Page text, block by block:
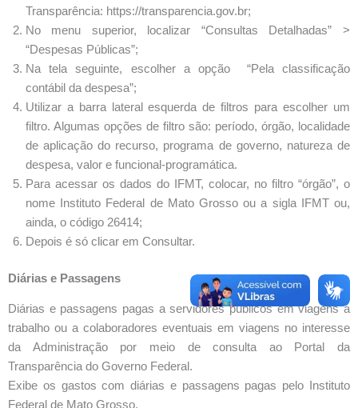
Transparência: https://transparencia.gov.br;
No menu superior, localizar “Consultas Detalhadas” >
“Despesas Públicas”;
Na tela seguinte, escolher a opção “Pela classificação
contábil da despesa”;
Utilizar a barra lateral esquerda de filtros para escolher um
filtro. Algumas opções de filtro são: período, órgão, localidade
de aplicação do recurso, programa de governo, natureza de
despesa, valor e funcional-programática.
Para acessar os dados do IFMT, colocar, no filtro “órgão”, o
nome Instituto Federal de Mato Grosso ou a sigla IFMT ou,
ainda, o código 26414;
Depois é só clicar em Consultar.
Diárias e Passagens
Diárias e passagens pagas a servidores públicos em viagens a
trabalho ou a colaboradores eventuais em viagens no interesse
da Administração por meio de consulta ao Portal da
Transparência do Governo Federal.
Exibe os gastos com diárias e passagens pagas pelo Instituto
Federal de Mato Grosso.